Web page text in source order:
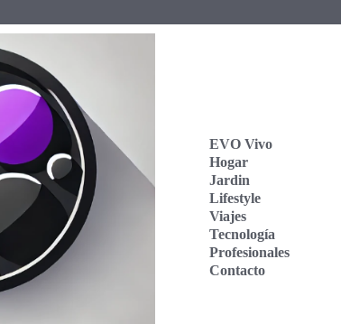
EVO Vivo
Hogar
Jardin
Lifestyle
Viajes
Tecnología
Profesionales
Contacto